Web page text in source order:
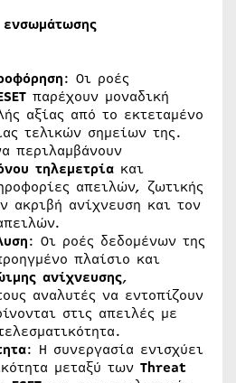
: Οι ροές
παρέχουν μοναδική
αξίας από το εκτεταμένο
τελικών σημείων της.
περιλαμβάνουν
τηλεμετρία και
απειλών, ζωτικής
ακριβή ανίχνευση και τον
: Οι ροές δεδομένων της
πλαίσιο και
ανίχνευσης,
αναλυτές να εντοπίζουν
στις απειλές με
: Η συνεργασία ενισχύει
μεταξύ των Threat